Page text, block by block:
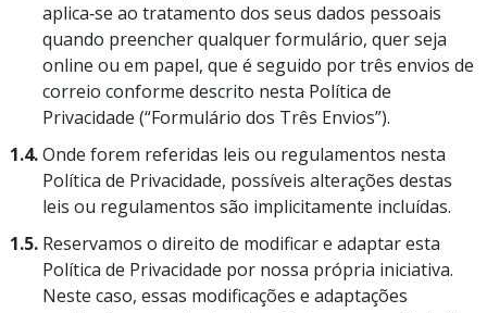
aplica‑se ao tratamento dos seus dados pessoais
quando preencher qualquer formulário, quer seja
online ou em papel, que é seguido por três envios de
correio conforme descrito nesta Política de
Privacidade (“Formulário dos Três Envios”).
1.4.Onde forem referidas leis ou regulamentos nesta
Política de Privacidade, possíveis alterações destas
leis ou regulamentos são implicitamente incluídas.
1.5. Reservamos o direito de modificar e adaptar esta
Política de Privacidade por nossa própria iniciativa.
Neste caso, essas modificações e adaptações